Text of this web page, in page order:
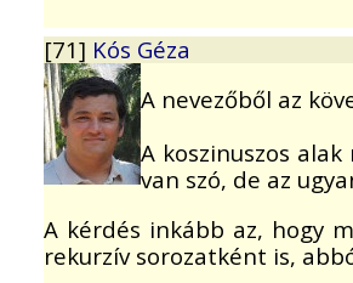
[71] Kós Géza
A nevezőből az
A koszinuszos
van szó, de az
A kérdés inkább az, hogy
rekurzív sorozatként is,